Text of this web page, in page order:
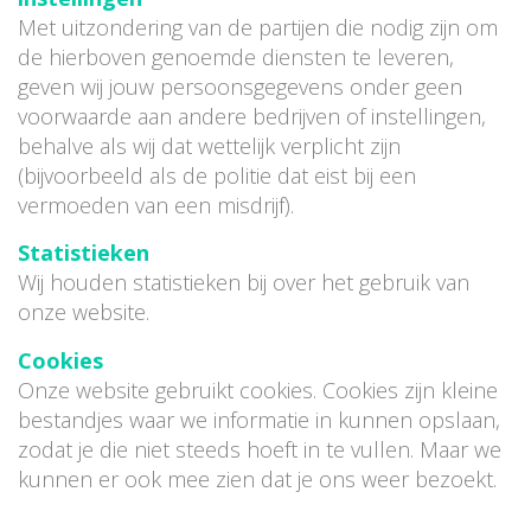
Met uitzondering van de partijen die nodig zijn om
de hierboven genoemde diensten te leveren,
geven wij jouw persoonsgegevens onder geen
voorwaarde aan andere bedrijven of instellingen,
behalve als wij dat wettelijk verplicht zijn
(bijvoorbeeld als de politie dat eist bij een
vermoeden van een misdrijf).
Statistieken
Wij houden statistieken bij over het gebruik van
onze website.
Cookies
Onze website gebruikt cookies. Cookies zijn kleine
bestandjes waar we informatie in kunnen opslaan,
zodat je die niet steeds hoeft in te vullen. Maar we
kunnen er ook mee zien dat je ons weer bezoekt.